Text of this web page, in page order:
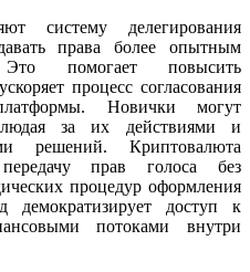
систему делегирования
права более опытным
Это помогает повысить
процесс согласования
Новички могут
за их действиями и
решений. Криптовалюта
прав голоса без
процедур оформления
демократизирует доступ к
потоками внутри